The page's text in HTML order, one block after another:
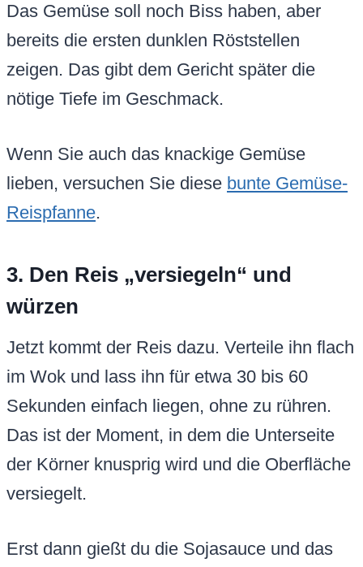
Das Gemüse soll noch Biss haben, aber
bereits die ersten dunklen Röststellen
zeigen. Das gibt dem Gericht später die
nötige Tiefe im Geschmack.
Wenn Sie auch das knackige Gemüse
lieben, versuchen Sie diese bunte Gemüse-
Reispfanne.
3. Den Reis „versiegeln“ und
würzen
Jetzt kommt der Reis dazu. Verteile ihn flach
im Wok und lass ihn für etwa 30 bis 60
Sekunden einfach liegen, ohne zu rühren.
Das ist der Moment, in dem die Unterseite
der Körner knusprig wird und die Oberfläche
versiegelt.
Erst dann gießt du die Sojasauce und das